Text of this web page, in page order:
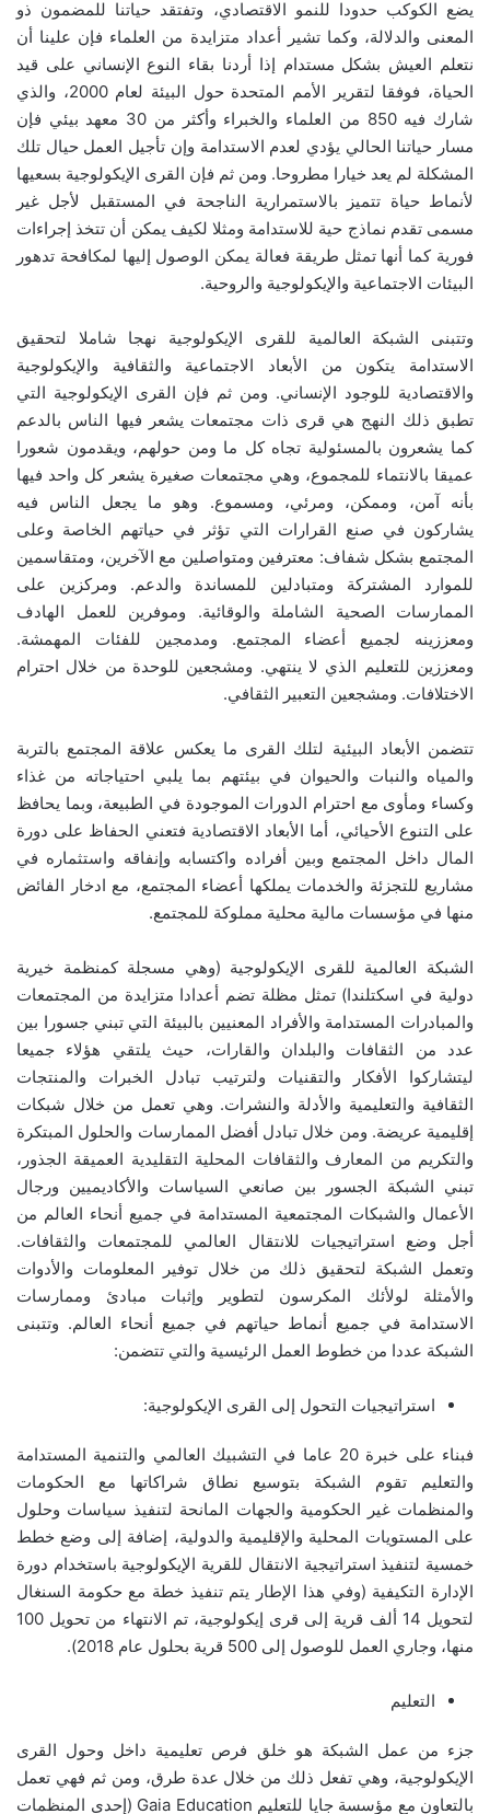
يضع الكوكب حدودا للنمو الاقتصادي، وتفتقد حياتنا للمضمون ذو
المعنى والدلالة، وكما تشير أعداد متزايدة من العلماء فإن علينا أن
نتعلم العيش بشكل مستدام إذا أردنا بقاء النوع الإنساني على قيد
الحياة، فوفقا لتقرير الأمم المتحدة حول البيئة لعام 2000، والذي
شارك فيه 850 من العلماء والخبراء وأكثر من 30 معهد بيئي فإن
مسار حياتنا الحالي يؤدي لعدم الاستدامة وإن تأجيل العمل حيال تلك
المشكلة لم يعد خيارا مطروحا. ومن ثم فإن القرى الإيكولوجية بسعيها
لأنماط حياة تتميز بالاستمرارية الناجحة في المستقبل لأجل غير
مسمى تقدم نماذج حية للاستدامة ومثلا لكيف يمكن أن تتخذ إجراءات
فورية كما أنها تمثل طريقة فعالة يمكن الوصول إليها لمكافحة تدهور
البيئات الاجتماعية والإيكولوجية والروحية.
وتتبنى الشبكة العالمية للقرى الإيكولوجية نهجا شاملا لتحقيق
الاستدامة يتكون من الأبعاد الاجتماعية والثقافية والإيكولوجية
والاقتصادية للوجود الإنساني. ومن ثم فإن القرى الإيكولوجية التي
تطبق ذلك النهج هي قرى ذات مجتمعات يشعر فيها الناس بالدعم
كما يشعرون بالمسئولية تجاه كل ما ومن حولهم، ويقدمون شعورا
عميقا بالانتماء للمجموع، وهي مجتمعات صغيرة يشعر كل واحد فيها
بأنه آمن، وممكن، ومرئي، ومسموع. وهو ما يجعل الناس فيه
يشاركون في صنع القرارات التي تؤثر في حياتهم الخاصة وعلى
المجتمع بشكل شفاف: معترفين ومتواصلين مع الآخرين، ومتقاسمين
للموارد المشتركة ومتبادلين للمساندة والدعم. ومركزين على
الممارسات الصحية الشاملة والوقائية. وموفرين للعمل الهادف
ومعززينه لجميع أعضاء المجتمع. ومدمجين للفئات المهمشة.
ومعززين للتعليم الذي لا ينتهي. ومشجعين للوحدة من خلال احترام
الاختلافات. ومشجعين التعبير الثقافي.
تتضمن الأبعاد البيئية لتلك القرى ما يعكس علاقة المجتمع بالتربة
والمياه والنبات والحيوان في بيئتهم بما يلبي احتياجاته من غذاء
وكساء ومأوى مع احترام الدورات الموجودة في الطبيعة، وبما يحافظ
على التنوع الأحيائي، أما الأبعاد الاقتصادية فتعني الحفاظ على دورة
المال داخل المجتمع وبين أفراده واكتسابه وإنفاقه واستثماره في
مشاريع للتجزئة والخدمات يملكها أعضاء المجتمع، مع ادخار الفائض
منها في مؤسسات مالية محلية مملوكة للمجتمع.
الشبكة العالمية للقرى الإيكولوجية (وهي مسجلة كمنظمة خيرية
دولية في اسكتلندا) تمثل مظلة تضم أعدادا متزايدة من المجتمعات
والمبادرات المستدامة والأفراد المعنيين بالبيئة التي تبني جسورا بين
عدد من الثقافات والبلدان والقارات، حيث يلتقي هؤلاء جميعا
ليتشاركوا الأفكار والتقنيات ولترتيب تبادل الخبرات والمنتجات
الثقافية والتعليمية والأدلة والنشرات. وهي تعمل من خلال شبكات
إقليمية عريضة. ومن خلال تبادل أفضل الممارسات والحلول المبتكرة
والتكريم من المعارف والثقافات المحلية التقليدية العميقة الجذور،
تبني الشبكة الجسور بين صانعي السياسات والأكاديميين ورجال
الأعمال والشبكات المجتمعية المستدامة في جميع أنحاء العالم من
أجل وضع استراتيجيات للانتقال العالمي للمجتمعات والثقافات.
وتعمل الشبكة لتحقيق ذلك من خلال توفير المعلومات والأدوات
والأمثلة لولأئك المكرسون لتطوير وإثبات مبادئ وممارسات
الاستدامة في جميع أنماط حياتهم في جميع أنحاء العالم. وتتبنى
الشبكة عددا من خطوط العمل الرئيسية والتي تتضمن:
استراتيجيات التحول إلى القرى الإيكولوجية:
فبناء على خبرة 20 عاما في التشبيك العالمي والتنمية المستدامة
والتعليم تقوم الشبكة بتوسيع نطاق شراكاتها مع الحكومات
والمنظمات غير الحكومية والجهات المانحة لتنفيذ سياسات وحلول
على المستويات المحلية والإقليمية والدولية، إضافة إلى وضع خطط
خمسية لتنفيذ استراتيجية الانتقال للقرية الإيكولوجية باستخدام دورة
الإدارة التكيفية (وفي هذا الإطار يتم تنفيذ خطة مع حكومة السنغال
لتحويل 14 ألف قرية إلى قرى إيكولوجية، تم الانتهاء من تحويل 100
منها، وجاري العمل للوصول إلى 500 قرية بحلول عام 2018).
التعليم
جزء من عمل الشبكة هو خلق فرص تعليمية داخل وحول القرى
الإيكولوجية، وهي تفعل ذلك من خلال عدة طرق، ومن ثم فهي تعمل
بالتعاون مع مؤسسة جايا للتعليم Gaia Education (إحدى المنظمات